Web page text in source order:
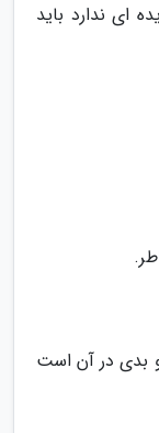
ای ندارد باید
بدی در آن است